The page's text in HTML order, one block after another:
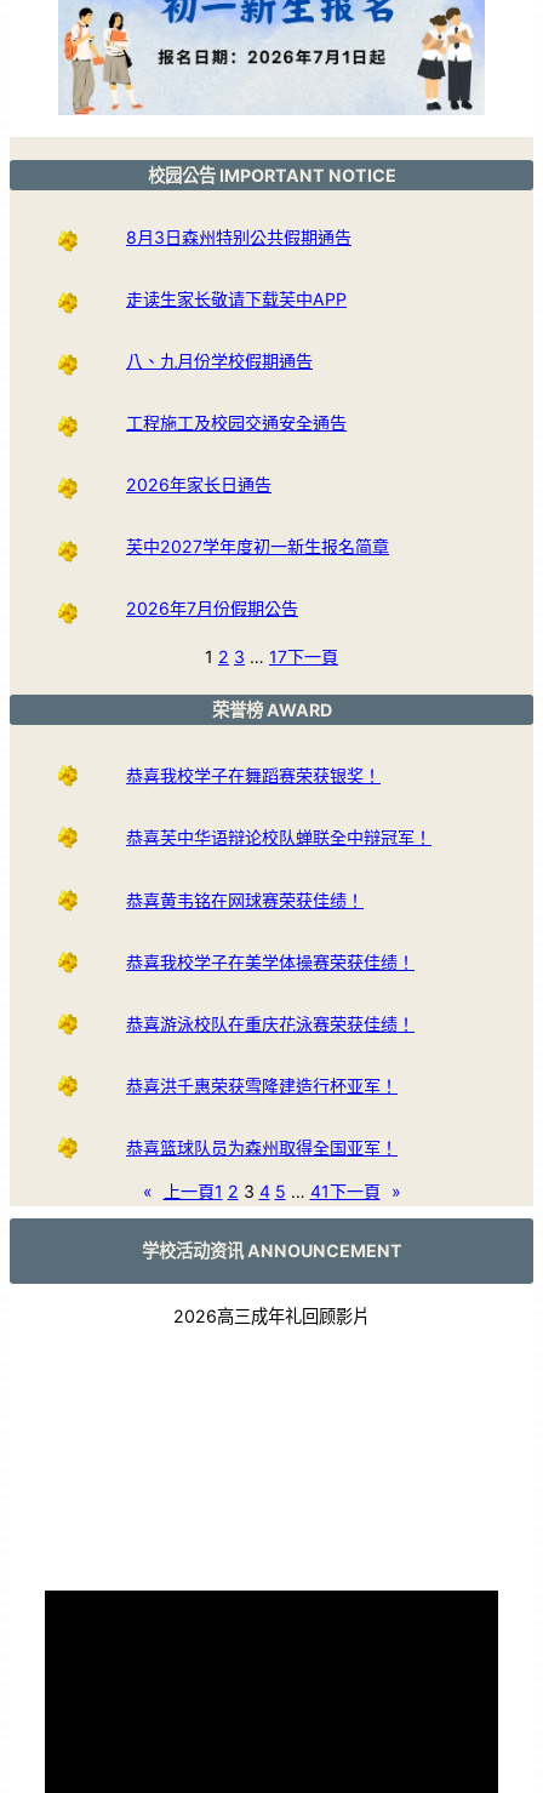
校园公告 IMPORTANT NOTICE
8月3日森州特别公共假期通告
走读生家长敬请下载芙中APP
八、九月份学校假期通告
工程施工及校园交通安全通告
2026年家长日通告
芙中2027学年度初一新生报名简章
2026年7月份假期公告
1 2 3 … 17下一頁
荣誉榜 AWARD
恭喜我校学子在舞蹈赛荣获银奖！
恭喜芙中华语辩论校队蝉联全中辩冠军！
恭喜黄韦铭在网球赛荣获佳绩！
恭喜我校学子在美学体操赛荣获佳绩！
恭喜游泳校队在重庆花泳赛荣获佳绩！
恭喜洪千惠荣获雪隆建造行杯亚军！
恭喜篮球队员为森州取得全国亚军！
« 上一頁1 2 3 4 5 … 41下一頁 »
学校活动资讯 ANNOUNCEMENT
2026高三成年礼回顾影片